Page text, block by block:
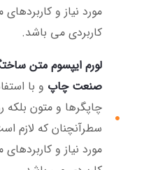
مورد نیاز و
کاربردی می باشد.
لورم ایپسوم متن
صنعت چاپ و با
چاپگرها و متون بلکه
سطرآنچنان که لازم
مورد نیاز و